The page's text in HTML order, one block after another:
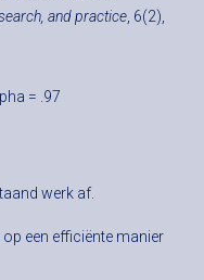
and practice , 6(2),
= .97
werk af.
een efficiënte manier